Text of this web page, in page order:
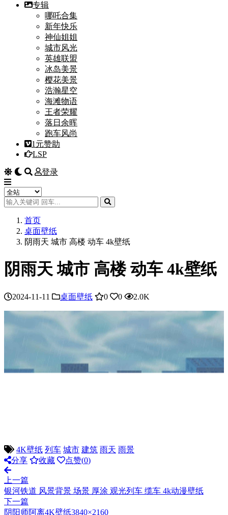
专辑
哪吒合集
新年快乐
神仙姐姐
城市风光
英雄联盟
冰岛美景
樱花美景
浩瀚星空
海滩物语
王者荣耀
落日余晖
跑车风尚
1元赞助
LSP
登录
首页
桌面壁纸
阴雨天 城市 高楼 动车 4k壁纸
阴雨天 城市 高楼 动车 4k壁纸
2024-11-11 桌面壁纸 0 0 2.0K
4K壁纸 列车 城市 建筑 雨天 雨景
分享
收藏 点赞(0)
上一篇
银河铁道 风景背景 场景 厚涂 观光列车 缆车 4k动漫壁纸
下一篇
阴阳师阿离4K壁纸3840×2160